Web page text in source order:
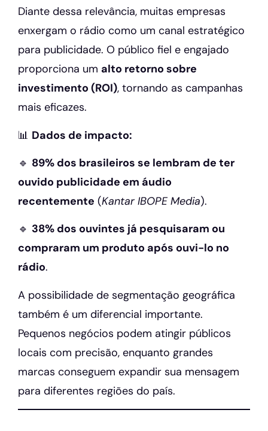
Diante dessa relevância, muitas empresas
enxergam o rádio como um canal estratégico
para publicidade. O público fiel e engajado
proporciona um alto retorno sobre
investimento (ROI), tornando as campanhas
mais eficazes.
📊 Dados de impacto:
🔹 89% dos brasileiros se lembram de ter
ouvido publicidade em áudio
recentemente (Kantar IBOPE Media).
🔹 38% dos ouvintes já pesquisaram ou
compraram um produto após ouvi-lo no
rádio.
A possibilidade de segmentação geográfica
também é um diferencial importante.
Pequenos negócios podem atingir públicos
locais com precisão, enquanto grandes
marcas conseguem expandir sua mensagem
para diferentes regiões do país.